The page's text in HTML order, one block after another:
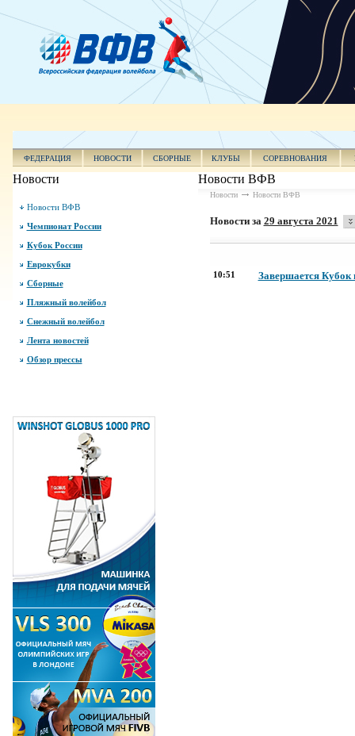
ФЕДЕРАЦИЯ НОВОСТИ СБОРНЫЕ КЛУБЫ СОРЕВНОВАНИЯ
Новости
Новости ВФВ
Чемпионат России
Кубок России
Еврокубки
Сборные
Пляжный волейбол
Снежный волейбол
Лента новостей
Обзор прессы
Новости ВФВ
Новости Новости ВФВ
Новости за 29 августа 2021
10:51 Завершается Кубок